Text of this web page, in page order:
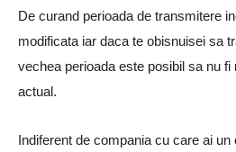
De curand perioada de transmitere
modificata iar daca te obisnuisei sa
vechea perioada este posibil sa nu
actual.
Indiferent de compania cu care ai